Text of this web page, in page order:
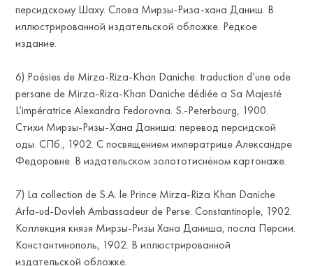
персидскому Шаху. Слова Мирзы-Риза-хана Даниш. В
иллюстрированной издательской обложке. Редкое
издание.
6) Poésies de Mirza-Riza-Khan Daniche: traduction d’une ode
persane de Mirza-Riza-Khan Daniche dédiée a Sa Majesté
L’impératrice Alexandra Fedorovna. S.-Peterbourg, 1900.
Стихи Мирзы-Ризы-Хана Даниша: перевод персидской
оды. СПб., 1902. С посвящением императрице Александре
Федоровне. В издательском золототиснёном картонаже.
7) La collection de S.A. le Prince Mirza-Riza Khan Daniche
Arfa-ud-Dovleh Ambassadeur de Perse. Constantinople, 1902.
Коллекция князя Мирзы-Ризы Хана Даниша, посла Персии.
Константинополь, 1902. В иллюстрированной
издательской обложке.